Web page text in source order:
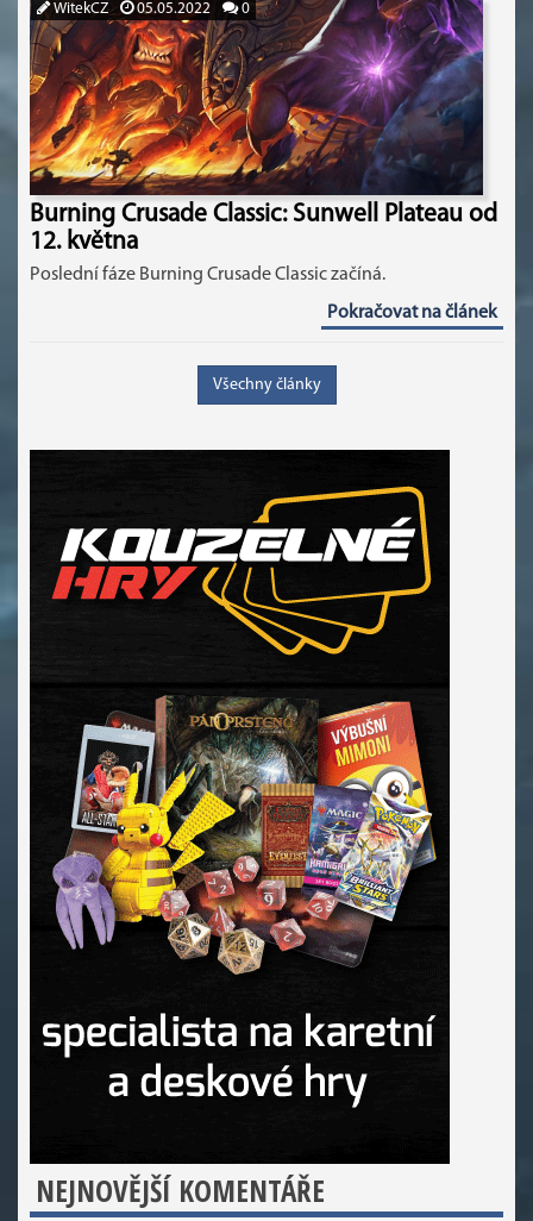
WitekCZ 05.05.2022 0
Burning Crusade Classic: Sunwell Plateau od
12. května
Poslední fáze Burning Crusade Classic začíná.
Pokračovat na článek
Všechny články
NEJNOVĚJŠÍ KOMENTÁŘE